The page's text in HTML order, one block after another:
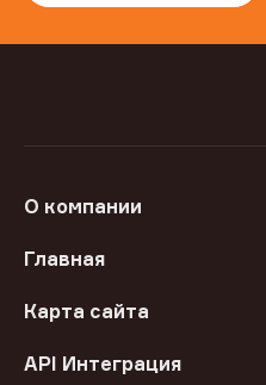
О компании
Главная
Карта сайта
API Интеграция